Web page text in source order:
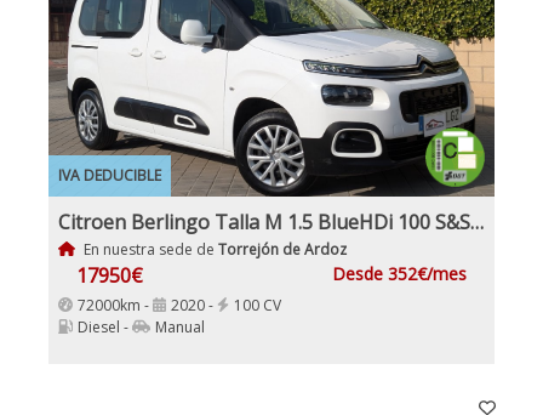
IVA DEDUCIBLE
Citroen Berlingo Talla M 1.5 BlueHDi 100 S&S FEEL monovolumen IVA y Garantía Inc Etiqueta Medioambiental C
En nuestra sede de Torrejón de Ardoz
17950€ Desde 352€/mes
72000km - 2020 -
100 CV
Diesel -
Manual